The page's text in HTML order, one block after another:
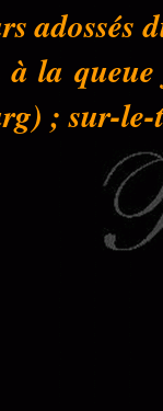
adossés
la
; sur-le-